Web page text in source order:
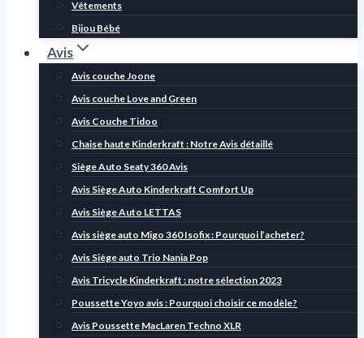
Vêtements
Bijou Bébé
Avis
Avis couche Joone
Avis couche Love and Green
Avis Couche Tidoo
Chaise haute Kinderkraft : Notre Avis détaillé
Siège Auto Seaty 360 Avis
Avis Siège Auto Kinderkraft Comfort Up
Avis Siège Auto LETTAS
Avis siège auto Migo 360 Isofix : Pourquoi l’acheter?
Avis Siège auto Trio Nania Pop
Avis Tricycle Kinderkraft : notre sélection 2023
Poussette Yoyo avis : Pourquoi choisir ce modèle?
Avis Poussette MacLaren Techno XLR